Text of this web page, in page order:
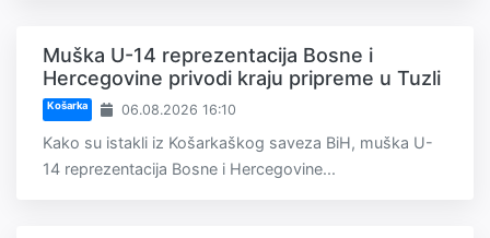
Muška U-14 reprezentacija Bosne i
Hercegovine privodi kraju pripreme u Tuzli
Košarka 06.08.2026 16:10
Kako su istakli iz Košarkaškog saveza BiH, muška U-
14 reprezentacija Bosne i Hercegovine...